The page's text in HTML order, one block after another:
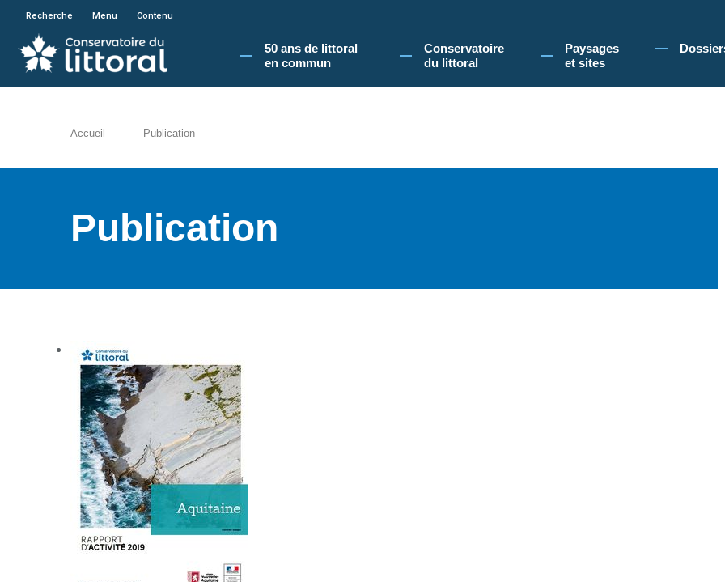
En poursuivant votre navigation sur le site du Conservatoire du littoral, vous acceptez l'utilisation de cookies pour vous
Recherche Menu Contenu
50 ans de littoral
en commun​
Conservatoire
du littoral
Paysages
et sites
Accueil Publication
Publication